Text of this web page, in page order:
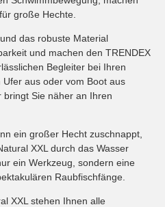
große Hechte.
das robuste Material
und machen den TRENDEX
Begleiter bei Ihren
aus oder vom Boot aus
Sie näher an Ihren
ein großer Hecht zuschnappt,
XXL durch das Wasser
ein Werkzeug, sondern eine
Raubfischfänge.
XXL stehen Ihnen alle